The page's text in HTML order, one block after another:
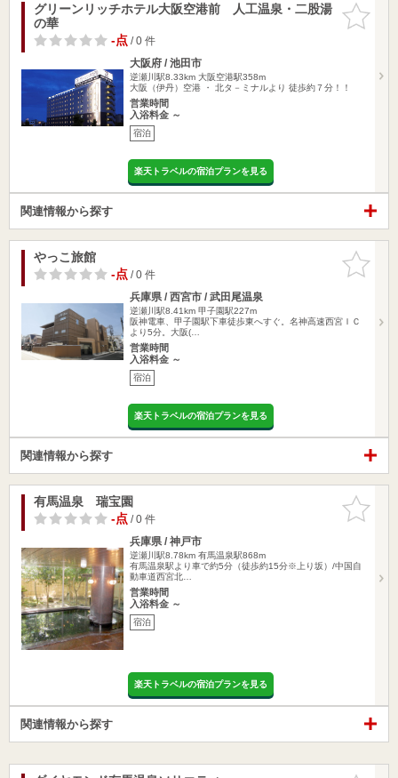
お気に入
りに追加
グリーンリッチホテル大阪空港前 人工温泉・二股湯
の華
-点/ 0 件
大阪府 / 池田市
逆瀬川駅8.33km 大阪空港駅358m
大阪（伊丹）空港 ・ 北タ－ミナルより 徒歩約７分！！
営業時間
入浴料金 ～
宿泊
楽天トラベルの宿泊プランを見る
関連情報から探す
お気に入
りに追加
やっこ旅館
-点/ 0 件
兵庫県 / 西宮市 / 武田尾温泉
逆瀬川駅8.41km 甲子園駅227m
阪神電車、甲子園駅下車徒歩東へすぐ。名神高速西宮ＩＣ
より5分。大阪(…
営業時間
入浴料金 ～
宿泊
楽天トラベルの宿泊プランを見る
関連情報から探す
お気に入
りに追加
有馬温泉 瑞宝園
-点/ 0 件
兵庫県 / 神戸市
逆瀬川駅8.78km 有馬温泉駅868m
有馬温泉駅より車で約5分（徒歩約15分※上り坂）/中国自
動車道西宮北…
営業時間
入浴料金 ～
宿泊
楽天トラベルの宿泊プランを見る
関連情報から探す